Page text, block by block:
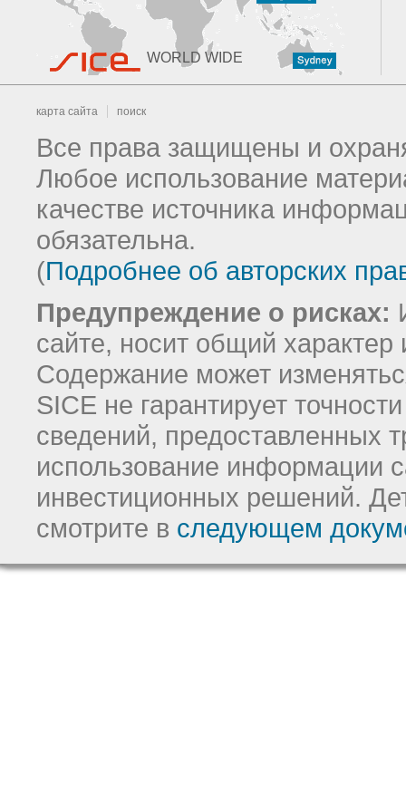
WORLD WIDE
карта сайта поиск
Все права защищены и
Любое использование
качестве источника
обязательна.
(Подробнее об авторских
Предупреждение о рисках:
сайте, носит общий
Содержание может
SICE не гарантирует
сведений, предоставленных
использование информации
инвестиционных решений.
смотрите в следующем